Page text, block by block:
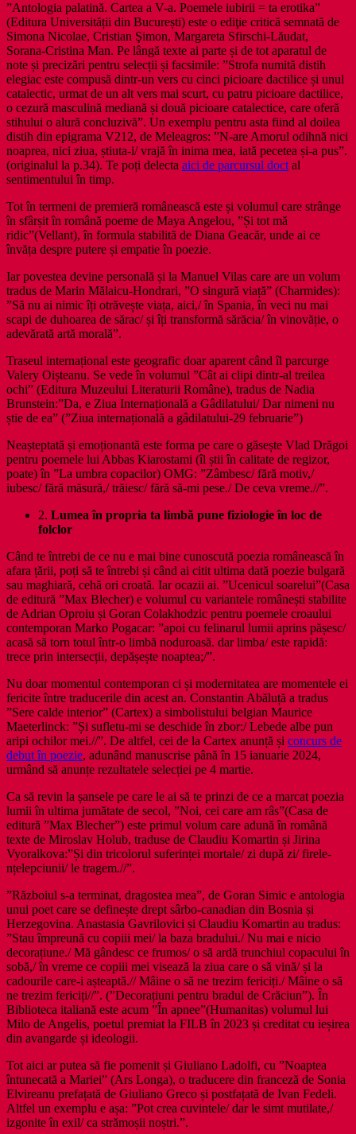
”Antologia palatină. Cartea a V-a. Poemele iubirii = ta erotika”
(Editura Universității din București) este o ediţie critică semnată de
Simona Nicolae, Cristian Şimon, Margareta Sfirschi-Lăudat,
Sorana-Cristina Man. Pe lângă texte ai parte și de tot aparatul de
note și precizări pentru selecții și facsimile: ”Strofa numită distih
elegiac este compusă dintr-un vers cu cinci picioare dactilice și unul
catalectic, urmat de un alt vers mai scurt, cu patru picioare dactilice,
o cezură masculină mediană și două picioare catalectice, care oferă
stihului o alură concluzivă”. Un exemplu pentru asta fiind al doilea
distih din epigrama V212, de Meleagros: ”N-are Amorul odihnă nici
noaprea, nici ziua, știuta-i/ vrajă în inima mea, iată pecetea și-a pus”.
(originalul la p.34). Te poți delecta aici de parcursul doct al
sentimentului în timp.
Tot în termeni de premieră românească este și volumul care strânge
în sfârșit în română poeme de Maya Angelou, ”Și tot mă
ridic”(Vellant), în formula stabilită de Diana Geacăr, unde ai ce
învăța despre putere și empatie în poezie.
Iar povestea devine personală și la Manuel Vilas care are un volum
tradus de Marin Mălaicu-Hondrari, ”O singură viață” (Charmides):
”Să nu ai nimic îți otrăvește viața, aici,/ în Spania, în veci nu mai
scapi de duhoarea de sărac/ și îți transformă sărăcia/ în vinovăție, o
adevărată artă morală”.
Traseul internațional este geografic doar aparent când îl parcurge
Valery Oișteanu. Se vede în volumul ”Cât ai clipi dintr-al treilea
ochi” (Editura Muzeului Literaturii Române), tradus de Nadia
Brunstein:”Da, e Ziua Internațională a Gâdilatului/ Dar nimeni nu
știe de ea” (”Ziua internațională a gâdilatului-29 februarie”)
Neașteptată și emoționantă este forma pe care o găsește Vlad Drăgoi
pentru poemele lui Abbas Kiarostami (îl știi în calitate de regizor,
poate) în ”La umbra copacilor) OMG: ”Zâmbesc/ fără motiv,/
iubesc/ fără măsură,/ trăiesc/ fără să-mi pese./ De ceva vreme.//”.
2. Lumea în propria ta limbă pune fiziologie în loc de
folclor
Când te întrebi de ce nu e mai bine cunoscută poezia românească în
afara țării, poți să te întrebi și când ai citit ultima dată poezie bulgară
sau maghiară, cehă ori croată. Iar ocazii ai. ”Ucenicul soarelui”(Casa
de editură ”Max Blecher) e volumul cu variantele românești stabilite
de Adrian Oproiu și Goran Colakhodzic pentru poemele croaului
contemporan Marko Pogacar: ”apoi cu felinarul lumii aprins pășesc/
acasă să torn totul într-o limbă noduroasă. dar limba/ este rapidă:
trece prin intersecții, depășește noaptea;/”.
Nu doar momentul contemporan ci și modernitatea are momentele ei
fericite între traducerile din acest an. Constantin Abăluță a tradus
”Sere calde interior” (Cartex) a simbolistului belgian Maurice
Maeterlinck: ”Și sufletu-mi se deschide în zbor:/ Lebede albe pun
aripi ochilor mei.//”. De altfel, cei de la Cartex anunță și concurs de
debut în poezie, adunând manuscrise până în 15 ianuarie 2024,
urmând să anunțe rezultatele selecției pe 4 martie.
Ca să revin la șansele pe care le ai să te prinzi de ce a marcat poezia
lumii în ultima jumătate de secol, ”Noi, cei care am râs”(Casa de
editură ”Max Blecher”) este primul volum care adună în română
texte de Miroslav Holub, traduse de Claudiu Komartin și Jirina
Vyoralkova:”Și din tricolorul suferinței mortale/ zi după zi/ firele-
nțelepciunii/ le tragem.//”.
”Războiul s-a terminat, dragostea mea”, de Goran Simic e antologia
unui poet care se definește drept sârbo-canadian din Bosnia și
Herzegovina. Anastasia Gavrilovici și Claudiu Komartin au tradus:
”Stau împreună cu copiii mei/ la baza bradului./ Nu mai e nicio
decorațiune./ Mă gândesc ce frumos/ o să ardă trunchiul copacului în
sobă,/ în vreme ce copiii mei visează la ziua care o să vină/ și la
cadourile care-i așteaptă.// Mâine o să ne trezim fericiți./ Mâine o să
ne trezim fericiți//”. (”Decorațiuni pentru bradul de Crăciun”). În
Biblioteca italiană este acum ”În apnee”(Humanitas) volumul lui
Milo de Angelis, poetul premiat la FILB în 2023 și creditat cu ieșirea
din avangarde și ideologii.
Tot aici ar putea să fie pomenit și Giuliano Ladolfi, cu ”Noaptea
întunecată a Mariei” (Ars Longa), o traducere din franceză de Sonia
Elvireanu prefațată de Giuliano Greco și postfațată de Ivan Fedeli.
Altfel un exemplu e așa: ”Pot crea cuvintele/ dar le simt mutilate,/
izgonite în exil/ ca strămoșii noștri.”.